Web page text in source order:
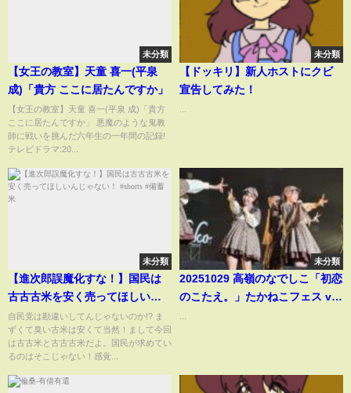
未分類
【女王の教室】天童 喜一(平泉
成)「貴方 ここに居たんですか」
【女王の教室】天童 喜一(平泉 成)「貴方
ここに居たんですか」 悪魔のような鬼教
師に戦いを挑んだ六年生の一年間の記録!
テレビドラマ:20...
未分類
【ドッキリ】新人ホストにクビ
宣告してみた！
未分類
【進次郎誤魔化すな！】国民は
古古古米を安く売ってほしいん
じゃない！ #shorts #備蓄米
自民党は勘違いしてんじゃないのか!? ま
ずくて臭い古米は安くて当然！まして今回
は古古米と古古古米だよ。国民が求めてい
るのはそこじゃない！感覚...
未分類
20251029 高嶺のなでしこ「初恋
のこたえ。」たかねこフェス vol